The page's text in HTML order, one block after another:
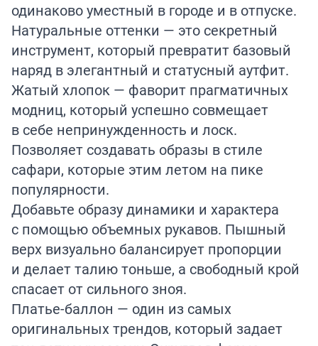
одинаково уместный в городе и в отпуске.
Натуральные оттенки — это секретный
инструмент, который превратит базовый
наряд в элегантный и статусный аутфит.
Жатый хлопок — фаворит прагматичных
модниц, который успешно совмещает
в себе непринужденность и лоск.
Позволяет создавать образы в стиле
сафари, которые этим летом на пике
популярности.
Добавьте образу динамики и характера
с помощью объемных рукавов. Пышный
верх визуально балансирует пропорции
и делает талию тоньше, а свободный крой
спасает от сильного зноя.
Платье-баллон — один из самых
оригинальных трендов, который задает